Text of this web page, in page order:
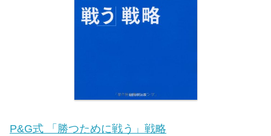
P&G式 「勝つために戦う」戦略